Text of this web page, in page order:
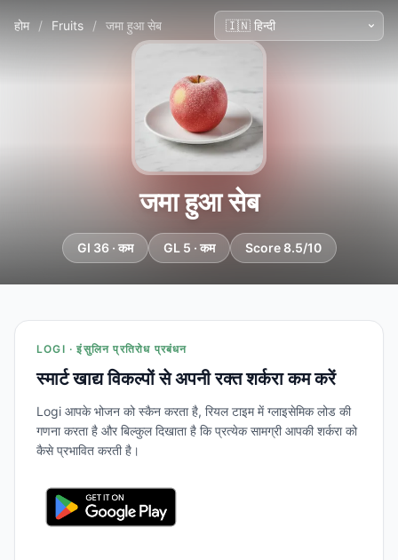
होम / Fruits / जमा हुआ सेब
जमा हुआ सेब
GI 36 · कम GL 5 · कम Score 8.5/10
LOGI · इंसुलिन प्रतिरोध प्रबंधन
स्मार्ट खाद्य विकल्पों से अपनी रक्त शर्करा कम करें
Logi आपके भोजन को स्कैन करता है, रियल टाइम में ग्लाइसेमिक लोड की
गणना करता है और बिल्कुल दिखाता है कि प्रत्येक सामग्री आपकी शर्करा को
कैसे प्रभावित करती है।